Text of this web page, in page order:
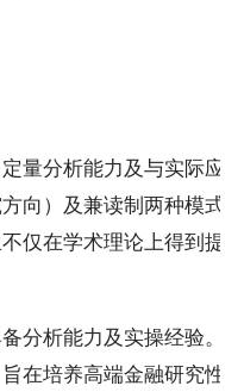
量分析能力及与实际应
向）及兼读制两种模式
仅在学术理论上得到提
分析能力及实操经验。
在培养高端金融研究性